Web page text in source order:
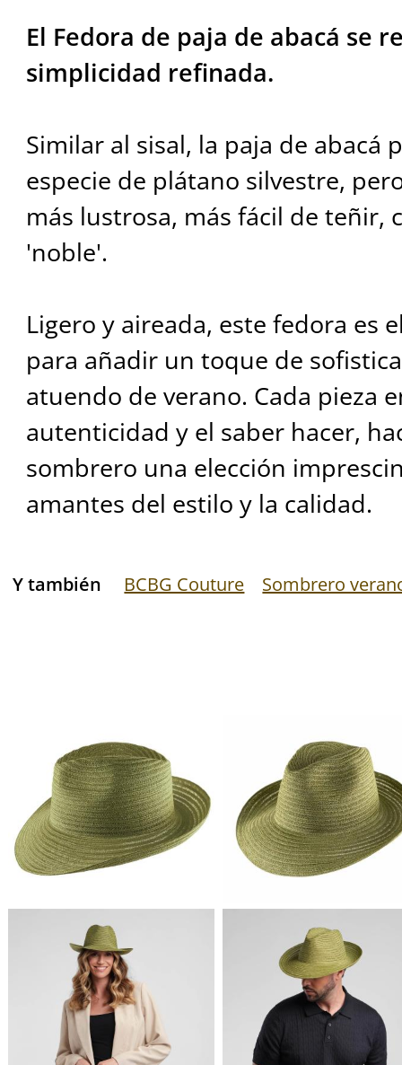
El Fedora de paja de abacá se
simplicidad refinada.
Similar al sisal, la paja de abacá
especie de plátano silvestre,
más lustrosa, más fácil de teñir,
'noble'.
Ligero y aireada, este fedora es
para añadir un toque de
atuendo de verano. Cada pieza
autenticidad y el saber hacer,
sombrero una elección
amantes del estilo y la calidad.
Y también BCBG Couture Sombrero